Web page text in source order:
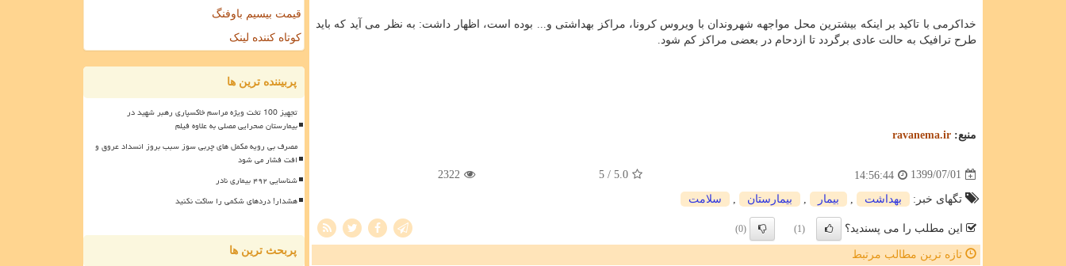
خداکرمی با تاکید بر اینکه بیشترین محل مواجهه شهروندان با ویروس کرونا، مراکز بهداشتی و... بوده است، اظهار داشت: به نظر می آید که باید
طرح ترافیک به حالت عادی برگردد تا ازدحام در بعضی مراکز کم شود.
منبع: ravanema.ir
1399/07/01
14:56:44
5.0
/ 5
2322
تگهای خبر: بهداشت بیمار بیمارستان سلامت
این مطلب را می پسندید؟ (1)
(0)
تازه ترین مطالب مرتبط
قیمت بیسیم باوفنگ
کوتاه کننده لینک
پربیننده ترین ها
تجهیز 100 تخت ویژه مراسم خاکسپاری رهبر شهید در
بیمارستان صحرایی مصلی به علاوه فیلم
مصرف بی رویه مکمل های چربی سوز سبب بروز انسداد عروق و
افت فشار می شود
شناسایی ۴۹۲ بیماری نادر
هشدار! دردهای شکمی را ساکت نکنید
پربحث ترین ها